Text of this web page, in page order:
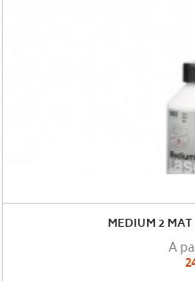
MEDIUM 2
A